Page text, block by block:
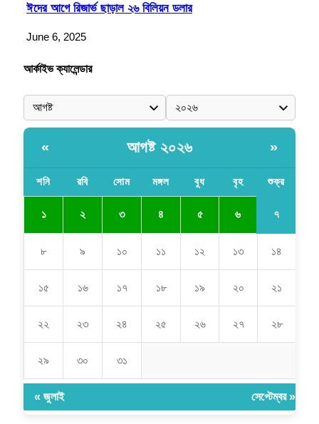
ঈদের আগে রিজার্ভ ছাড়াল ২৬ বিলিয়ন ডলার
June 6, 2025
আর্কাইভ ক্যালেন্ডার
« আগষ্ট ২০২৬ »
শনি রবি সোম মঙ্গল বুধ বৃহ শুক্র
১ ২ ৩ ৪ ৫ ৬ ৭
৮ ৯ ১০ ১১ ১২ ১৩ ১৪
১৫ ১৬ ১৭ ১৮ ১৯ ২০ ২১
২২ ২৩ ২৪ ২৫ ২৬ ২৭ ২৮
২৯ ৩০ ৩১
« জুলাই সেপ্টেম্বর »